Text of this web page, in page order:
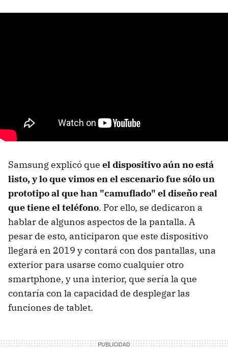
Samsung explicó que el dispositivo aún no está
listo, y lo que vimos en el escenario fue sólo un
prototipo al que han "camuflado" el diseño real
que tiene el teléfono. Por ello, se dedicaron a
hablar de algunos aspectos de la pantalla. A
pesar de esto, anticiparon que este dispositivo
llegará en 2019 y contará con dos pantallas, una
exterior para usarse como cualquier otro
smartphone, y una interior, que sería la que
contaría con la capacidad de desplegar las
funciones de tablet.